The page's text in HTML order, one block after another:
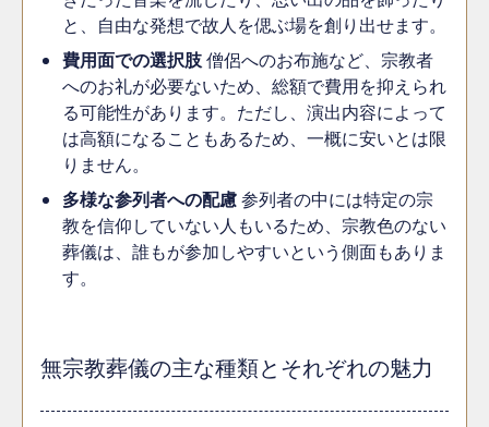
と、自由な発想で故人を偲ぶ場を創り出せます。
費用面での選択肢僧侶へのお布施など、宗教者
へのお礼が必要ないため、総額で費用を抑えられ
る可能性があります。ただし、演出内容によって
は高額になることもあるため、一概に安いとは限
りません。
多様な参列者への配慮参列者の中には特定の宗
教を信仰していない人もいるため、宗教色のない
葬儀は、誰もが参加しやすいという側面もありま
す。
無宗教葬儀の主な種類とそれぞれの魅力